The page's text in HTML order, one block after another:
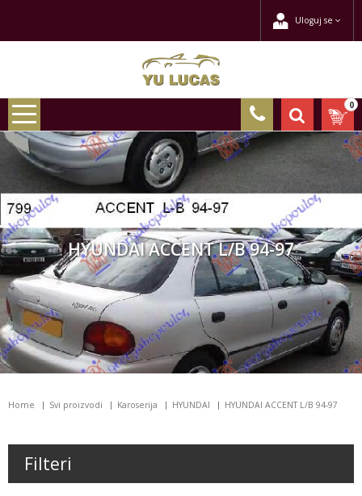
Uloguj se
0
HYUNDAI ACCENT L/B 94-97
Home Svi proizvodi Karoserija HYUNDAI HYUNDAI ACCENT L/B 94-97
Filteri